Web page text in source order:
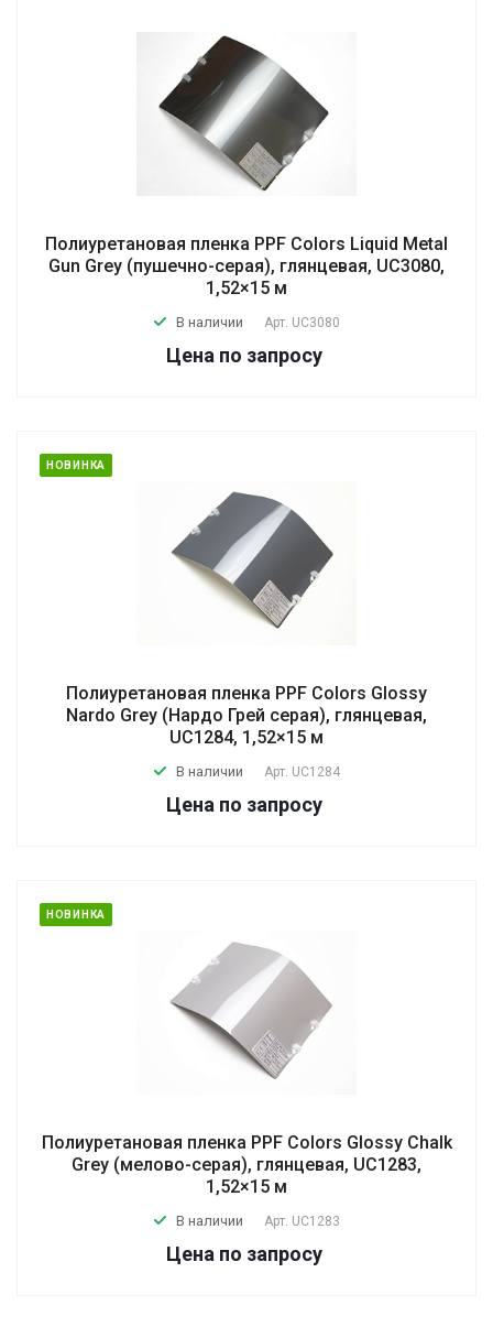
Полиуретановая пленка PPF Colors Liquid Metal
Gun Grey (пушечно-серая), глянцевая, UC3080,
1,52×15 м
В наличии Арт. UC3080
Цена по запросу
НОВИНКА
Полиуретановая пленка PPF Colors Glossy
Nardo Grey (Нардо Грей серая), глянцевая,
UC1284, 1,52×15 м
В наличии Арт. UC1284
Цена по запросу
НОВИНКА
Полиуретановая пленка PPF Colors Glossy Chalk
Grey (мелово-серая), глянцевая, UC1283,
1,52×15 м
В наличии Арт. UC1283
Цена по запросу